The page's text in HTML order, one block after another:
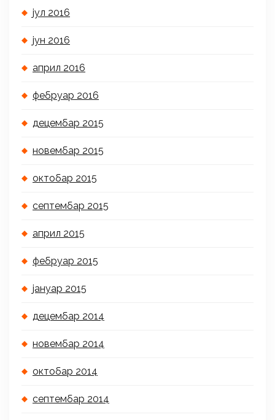
јул 2016
јун 2016
април 2016
фебруар 2016
децембар 2015
новембар 2015
октобар 2015
септембар 2015
април 2015
фебруар 2015
јануар 2015
децембар 2014
новембар 2014
октобар 2014
септембар 2014